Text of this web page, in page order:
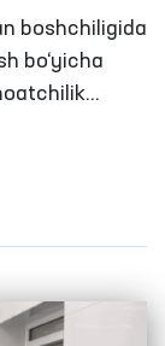
boshchiligida
bo‘yicha
tashriflari
ham